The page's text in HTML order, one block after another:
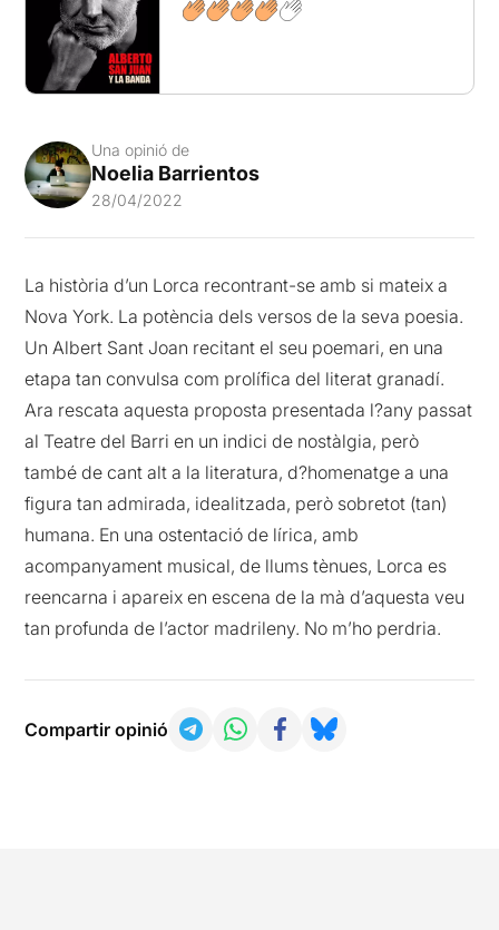
Una opinió de
Noelia Barrientos
28/04/2022
La història d’un Lorca recontrant-se amb si mateix a
Nova York. La potència dels versos de la seva poesia.
Un Albert Sant Joan recitant el seu poemari, en una
etapa tan convulsa com prolífica del literat granadí.
Ara rescata aquesta proposta presentada l?any passat
al Teatre del Barri en un indici de nostàlgia, però
també de cant alt a la literatura, d?homenatge a una
figura tan admirada, idealitzada, però sobretot (tan)
humana. En una ostentació de lírica, amb
acompanyament musical, de llums tènues, Lorca es
reencarna i apareix en escena de la mà d’aquesta veu
tan profunda de l’actor madrileny. No m’ho perdria.
Compartir opinió